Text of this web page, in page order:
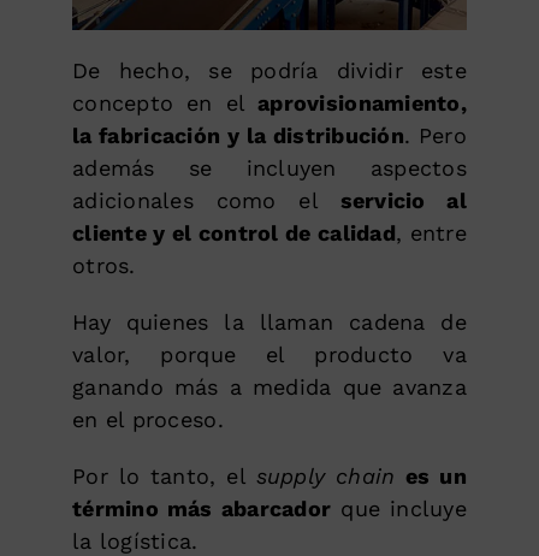
De hecho, se podría dividir este
concepto en elaprovisionamiento,
la fabricación y la distribución. Pero
además se incluyen aspectos
adicionales como el servicio al
cliente y el control de calidad, entre
otros.
Hay quienes la llaman cadena de
valor, porque el producto va
ganando más a medida que avanza
en el proceso.
Por lo tanto, el supply chain es un
término más abarcador que incluye
la logística.